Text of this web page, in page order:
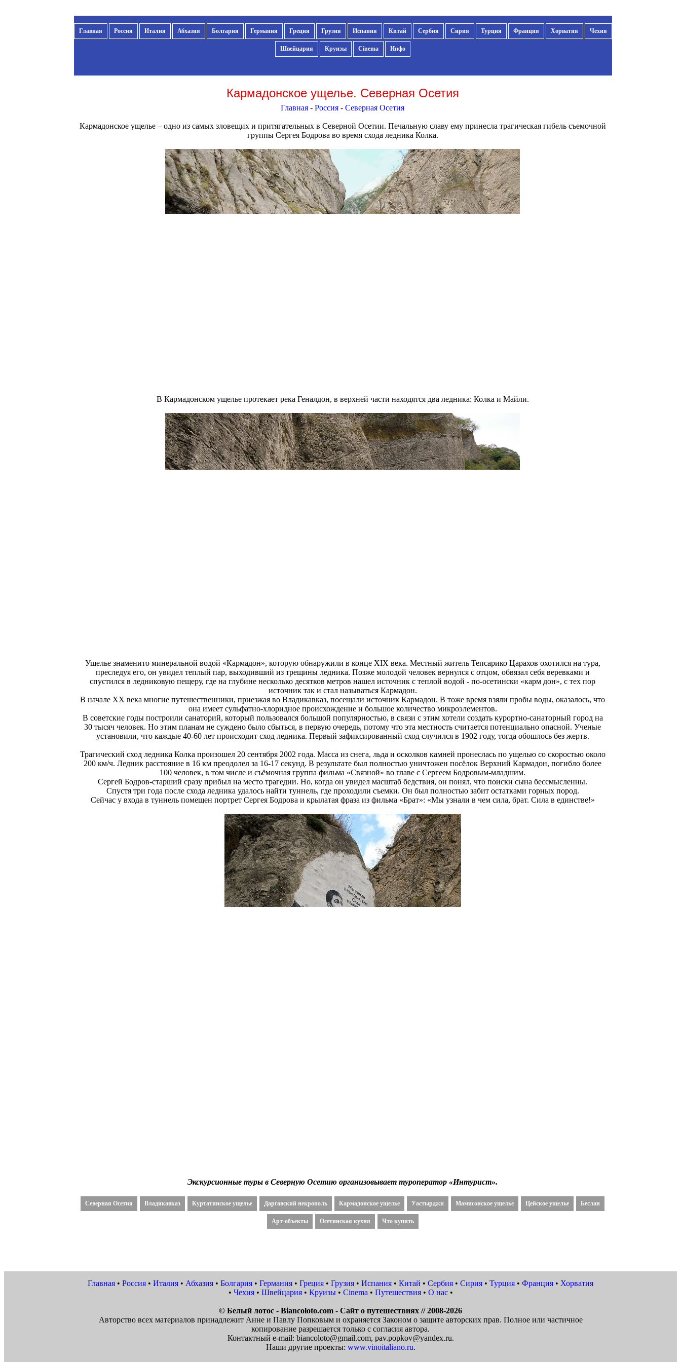
Главная Россия Италия Абхазия Болгария Германия Греция Грузия Испания Китай Сербия Сирия Турция Франция Хорватия Чехия
Швейцария Круизы Cinema Инфо
Кармадонское ущелье. Северная Осетия
Главная -Россия -Северная Осетия
Кармадонское ущелье – одно из самых зловещих и притягательных в Северной Осетии. Печальную славу ему принесла трагическая гибель съемочной
группы Сергея Бодрова во время схода ледника Колка.
В Кармадонском ущелье протекает река Геналдон, в верхней части находятся два ледника: Колка и Майли.
Ущелье знаменито минеральной водой «Кармадон», которую обнаружили в конце XIX века. Местный житель Тепсарико Царахов охотился на тура,
преследуя его, он увидел теплый пар, выходивший из трещины ледника. Позже молодой человек вернулся с отцом, обвязал себя веревками и
спустился в ледниковую пещеру, где на глубине несколько десятков метров нашел источник с теплой водой - по-осетински «карм дон», с тех пор
источник так и стал называться Кармадон.
В начале XX века многие путешественники, приезжая во Владикавказ, посещали источник Кармадон. В тоже время взяли пробы воды, оказалось, что
она имеет сульфатно-хлоридное происхождение и большое количество микроэлементов.
В советские годы построили санаторий, который пользовался большой популярностью, в связи с этим хотели создать курортно-санаторный город на
30 тысяч человек. Но этим планам не суждено было сбыться, в первую очередь, потому что эта местность считается потенциально опасной. Ученые
установили, что каждые 40-60 лет происходит сход ледника. Первый зафиксированный сход случился в 1902 году, тогда обошлось без жертв.
Трагический сход ледника Колка произошел 20 сентября 2002 года. Масса из снега, льда и осколков камней пронеслась по ущелью со скоростью около
200 км/ч. Ледник расстояние в 16 км преодолел за 16-17 секунд. В результате был полностью уничтожен посёлок Верхний Кармадон, погибло более
100 человек, в том числе и съёмочная группа фильма «Связной» во главе с Сергеем Бодровым-младшим.
Сергей Бодров-старший сразу прибыл на место трагедии. Но, когда он увидел масштаб бедствия, он понял, что поиски сына бессмысленны.
Спустя три года после схода ледника удалось найти туннель, где проходили съемки. Он был полностью забит остатками горных пород.
Сейчас у входа в туннель помещен портрет Сергея Бодрова и крылатая фраза из фильма «Брат»: «Мы узнали в чем сила, брат. Сила в единстве!»
Экскурсионные туры в Северную Осетию организовывает туроператор «Интурист».
Северная Осетия Владикавказ Куртатинское ущелье Даргавский некрополь Кармадонское ущелье Уастырджи Мамисонское ущелье Цейское ущелье Беслан
Арт-объекты Осетинская кухня Что купить
Главная • Россия • Италия • Абхазия • Болгария • Германия • Греция • Грузия • Испания • Китай • Сербия • Сирия • Турция • Франция • Хорватия
• Чехия• Швейцария• Круизы• Cinema • Путешествия• О нас•
© Белый лотос - Biancoloto.com - Сайт о путешествиях // 2008-2026
Авторство всех материалов принадлежит Анне и Павлу Попковым и охраняется Законом о защите авторских прав. Полное или частичное
копирование разрешается только с согласия автора.
Контактный e-mail: biancoloto@gmail.com, pav.popkov@yandex.ru.
Наши другие проекты: www.vinoitaliano.ru.